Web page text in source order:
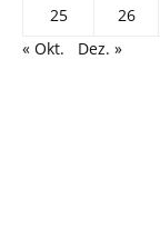
25
26
« Okt.
Dez. »